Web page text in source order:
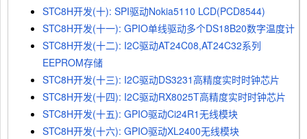
STC8H开发(十): SPI驱动Nokia5110 LCD(PCD8544)
STC8H开发(十一): GPIO单线驱动多个DS18B20数字温度计
STC8H开发(十二): I2C驱动AT24C08,AT24C32系列
EEPROM存储
STC8H开发(十三): I2C驱动DS3231高精度实时时钟芯片
STC8H开发(十四): I2C驱动RX8025T高精度实时时钟芯片
STC8H开发(十五): GPIO驱动Ci24R1无线模块
STC8H开发(十六): GPIO驱动XL2400无线模块